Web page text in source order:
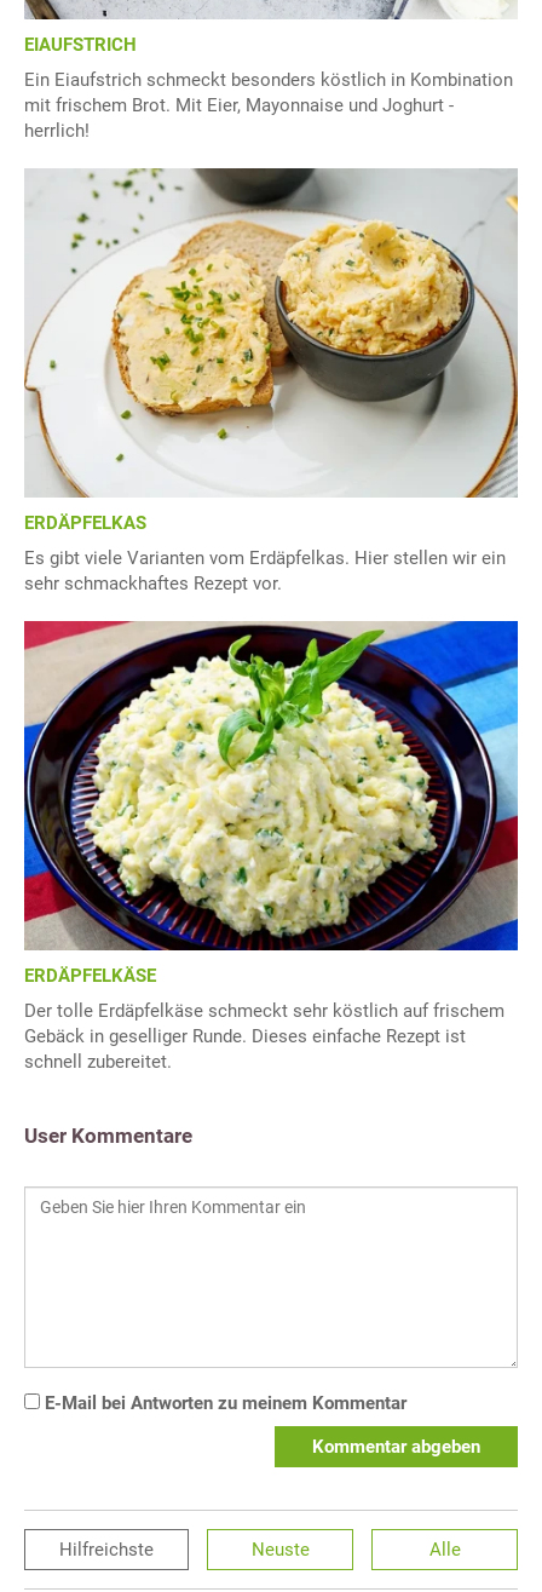
EIAUFSTRICH
Ein Eiaufstrich schmeckt besonders köstlich in Kombination
mit frischem Brot. Mit Eier, Mayonnaise und Joghurt -
herrlich!
ERDÄPFELKAS
Es gibt viele Varianten vom Erdäpfelkas. Hier stellen wir ein
sehr schmackhaftes Rezept vor.
ERDÄPFELKÄSE
Der tolle Erdäpfelkäse schmeckt sehr köstlich auf frischem
Gebäck in geselliger Runde. Dieses einfache Rezept ist
schnell zubereitet.
User Kommentare
E-Mail bei Antworten zu meinem Kommentar
Kommentar abgeben
Hilfreichste Neuste Alle